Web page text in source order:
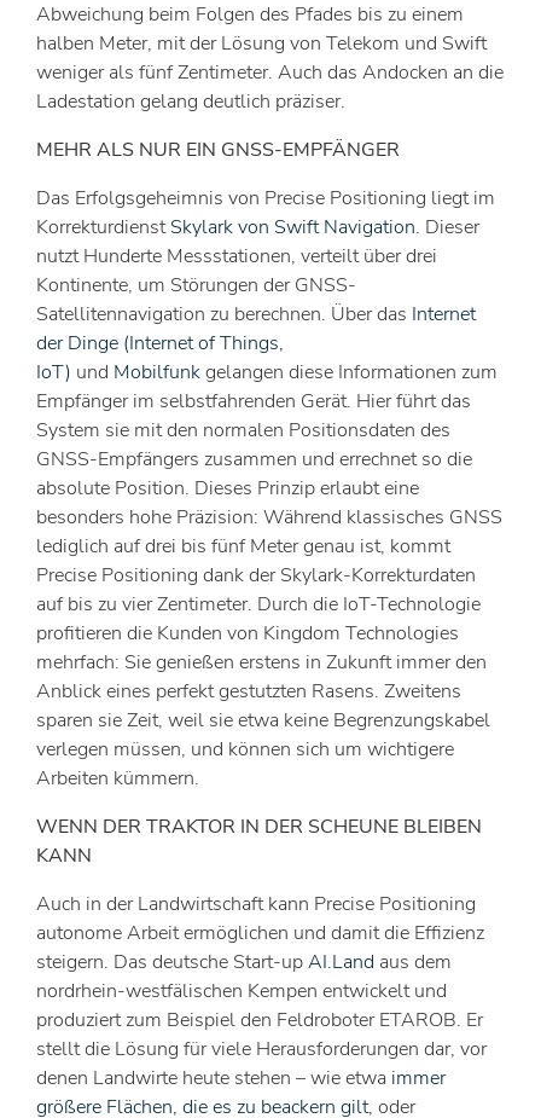
Abweichung beim Folgen des Pfades bis zu einem
halben Meter, mit der Lösung von Telekom und Swift
weniger als fünf Zentimeter. Auch das Andocken an die
Ladestation gelang deutlich präziser.
MEHR ALS NUR EIN GNSS-EMPFÄNGER
Das Erfolgsgeheimnis von Precise Positioning liegt im
KorrekturdienstSkylark von Swift Navigation. Dieser
nutzt Hunderte Messstationen, verteilt über drei
Kontinente, um Störungen der GNSS-
Satellitennavigation zu berechnen. Über das Internet
der Dinge (Internet of Things,
IoT) und Mobilfunkgelangen diese Informationen zum
Empfänger im selbstfahrenden Gerät. Hier führt das
System sie mit den normalen Positionsdaten des
GNSS-Empfängers zusammen und errechnet so die
absolute Position. Dieses Prinzip erlaubt eine
besonders hohe Präzision: Während klassisches GNSS
lediglich auf drei bis fünf Meter genau ist, kommt
Precise Positioning dank der Skylark-Korrekturdaten
auf bis zu vier Zentimeter. Durch die IoT-Technologie
profitieren die Kunden von Kingdom Technologies
mehrfach: Sie genießen erstens in Zukunft immer den
Anblick eines perfekt gestutzten Rasens. Zweitens
sparen sie Zeit, weil sie etwa keine Begrenzungskabel
verlegen müssen, und können sich um wichtigere
Arbeiten kümmern.
WENN DER TRAKTOR IN DER SCHEUNE BLEIBEN
KANN
Auch in der Landwirtschaft kann Precise Positioning
autonome Arbeit ermöglichen und damit die Effizienz
steigern. Das deutsche Start-upAI.Land aus dem
nordrhein-westfälischen Kempen entwickelt und
produziert zum Beispiel den Feldroboter ETAROB. Er
stellt die Lösung für viele Herausforderungen dar, vor
denen Landwirte heute stehen – wie etwa immer
größere Flächen, die es zu beackern gilt, oder